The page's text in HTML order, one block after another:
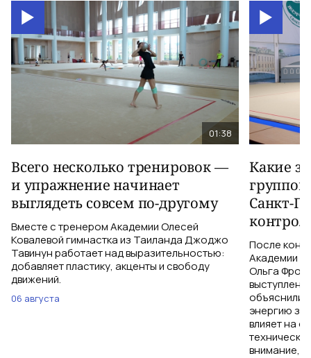
01:38
Всего несколько тренировок —
и упражнение начинает
выглядеть совсем по-другому
Вместе с тренером Академии Олесей
Ковалевой гимнастка из Таиланда Джоджо
Тавинун работает над выразительностью:
добавляет пластику, акценты и свободу
движений.
06 августа
Какие
Санкт-
После
Академии
Ольга
объяснили,
энергию
влияет на
внимание,